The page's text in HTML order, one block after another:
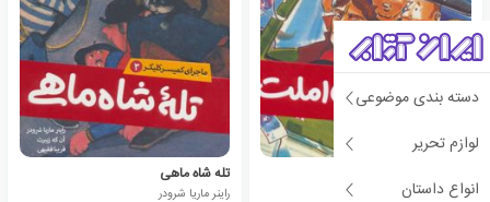
دسته بندی موضوعی
لوازم تحریر
انواع داستان
راینر ماریا شرودر
تله شاه ماهی
راینر ماریا شرودر